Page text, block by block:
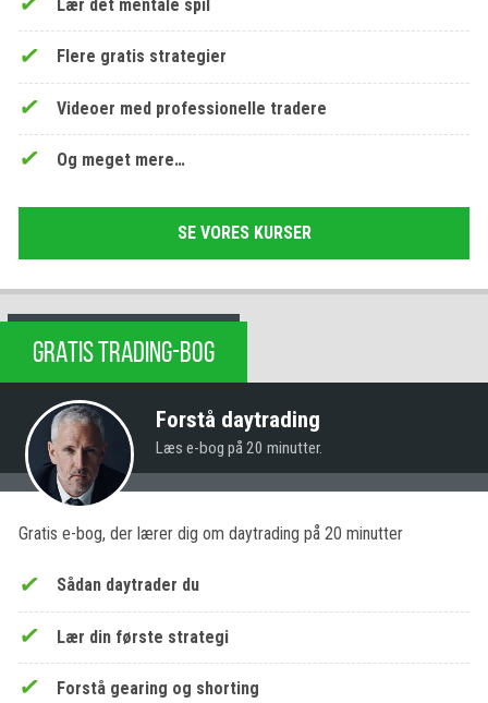
Lær det mentale spil
Flere gratis strategier
Videoer med professionelle tradere
Og meget mere…
SE VORES KURSER
GRATIS TRADING-BOG
Forstå daytrading
Læs e-bog på 20 minutter.
Gratis e-bog, der lærer dig om daytrading på 20 minutter
Sådan daytrader du
Lær din første strategi
Forstå gearing og shorting